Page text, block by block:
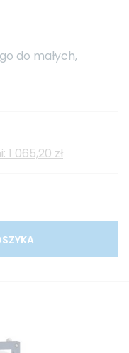
do małych,
065,20 zł